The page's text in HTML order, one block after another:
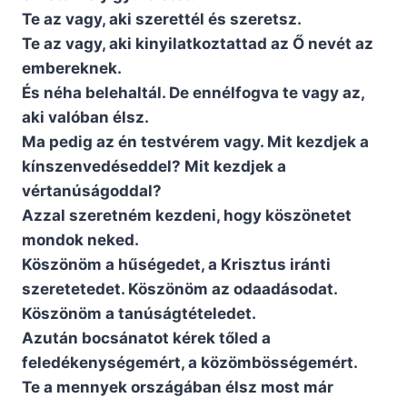
Te az vagy, aki szerettél és szeretsz.
Te az vagy, aki kinyilatkoztattad az Ő nevét az
embereknek.
És néha belehaltál. De ennélfogva te vagy az,
aki valóban élsz.
Ma pedig az én testvérem vagy. Mit kezdjek a
kínszenvedéseddel? Mit kezdjek a
vértanúságoddal?
Azzal szeretném kezdeni, hogy köszönetet
mondok neked.
Köszönöm a hűségedet, a Krisztus iránti
szeretetedet. Köszönöm az odaadásodat.
Köszönöm a tanúságtételedet.
Azután bocsánatot kérek tőled a
feledékenységemért, a közömbösségemért.
Te a mennyek országában élsz most már